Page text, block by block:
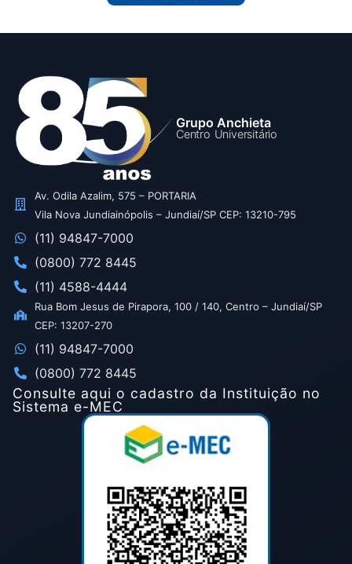
Grupo Anchieta
Centro Universitário
Av. Odila Azalim, 575 – PORTARIA
Vila Nova Jundiainópolis – Jundiaí/SP CEP: 13210-795
(11) 94847-7000
(0800) 772 8445
(11) 4588-4444
Rua Bom Jesus de Pirapora, 100 / 140, Centro – Jundiaí/SP
CEP: 13207-270
(11) 94847-7000
(0800) 772 8445
Consulte aqui o cadastro da Instituição no
Sistema e-MEC